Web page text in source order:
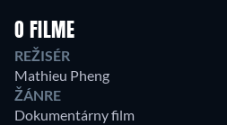
O FILME
REŽISÉR
Mathieu Pheng
ŽÁNRE
Dokumentárny film